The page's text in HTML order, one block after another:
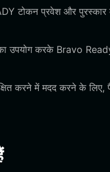
टोकन प्रवेश और
उपयोग करके Bravo
करने में मदद करने के लिए,